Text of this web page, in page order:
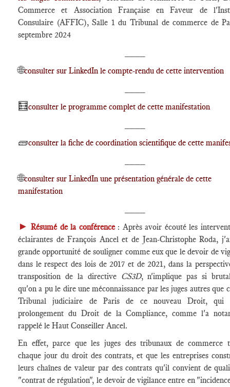
Commerce et Association Française en Faveur de
Consulaire (AFFIC), Salle 1 du Tribunal de commerce de
septembre 2024
🌐consulter sur LinkedIn le compte-rendu de cette intervention
🧮consulter le programme complet de cette manifestation
🧱consulter la fiche de coordination scientifique de cette
🌐consulter sur LinkedIn une présentation générale de cette
manifestation
►Résumé de la conférence: Après avoir écouté les
éclairantes de François Ancel et de Jean-Christophe Roda,
grande opportunité de souligner comme eux que le devoir de
dans le respect des lois de 2017 et de 2021, dans la
transposition de la directive CS3D, n'implique pas si
qu'on a pu le dire une méconnaissance par les juges autres que
Tribunal judiciaire de Paris de ce nouveau Droit, qui
prolongement du Droit de la Compliance, comme l'a
rappelé le Haut Conseiller Ancel.
En effet, parce que les juges des tribunaux de commerce
chaque jour du droit des contrats, et que les entreprises
leurs chaînes de valeur par des contrats qu'il convient de
"contrat de régulation", le devoir de vigilance entre en